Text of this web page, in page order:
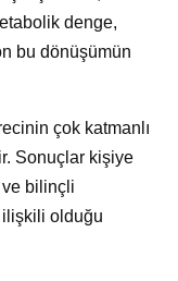
denge,
bu dönüşümün
çok katmanlı
Sonuçlar kişiye
bilinçli
olduğu